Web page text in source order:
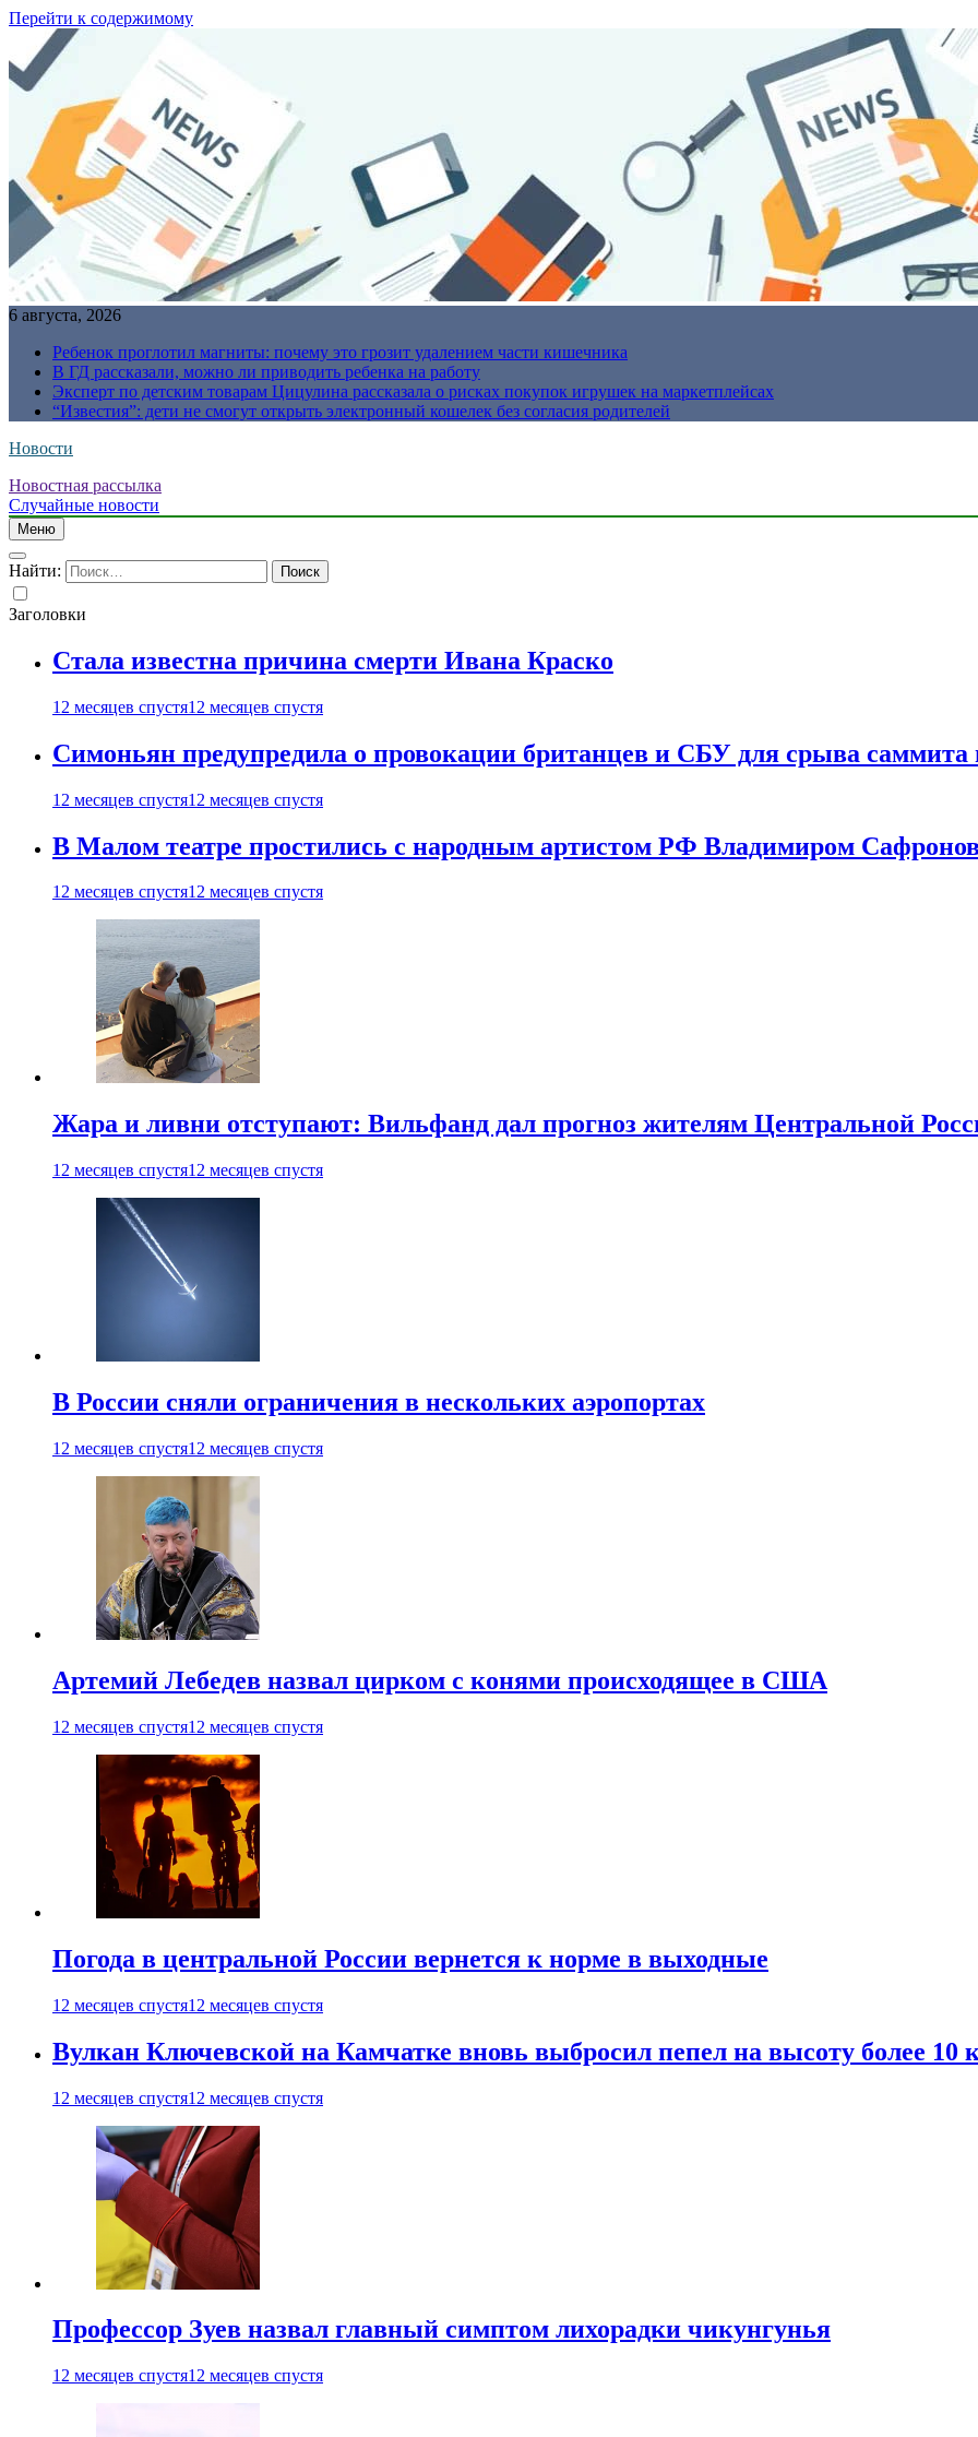
Перейти к содержимому
6 августа, 2026
Ребенок проглотил магниты: почему это грозит удалением части кишечника
В ГД рассказали, можно ли приводить ребенка на работу
Эксперт по детским товарам Цицулина рассказала о рисках покупок игрушек на маркетплейсах
“Известия”: дети не смогут открыть электронный кошелек без согласия родителей
Новости
Новостная рассылка
Случайные новости
Меню
Найти:
Заголовки
Стала известна причина смерти Ивана Краско
12 месяцев спустя12 месяцев спустя
Симоньян предупредила о провокации британцев и СБУ для срыва саммита
12 месяцев спустя12 месяцев спустя
В Малом театре простились с народным артистом РФ Владимиром
12 месяцев спустя12 месяцев спустя
Жара и ливни отступают: Вильфанд дал прогноз жителям Центральной
12 месяцев спустя12 месяцев спустя
В России сняли ограничения в нескольких аэропортах
12 месяцев спустя12 месяцев спустя
Артемий Лебедев назвал цирком с конями происходящее в США
12 месяцев спустя12 месяцев спустя
Погода в центральной России вернется к норме в выходные
12 месяцев спустя12 месяцев спустя
Вулкан Ключевской на Камчатке вновь выбросил пепел на высоту более 10
12 месяцев спустя12 месяцев спустя
Профессор Зуев назвал главный симптом лихорадки чикунгунья
12 месяцев спустя12 месяцев спустя